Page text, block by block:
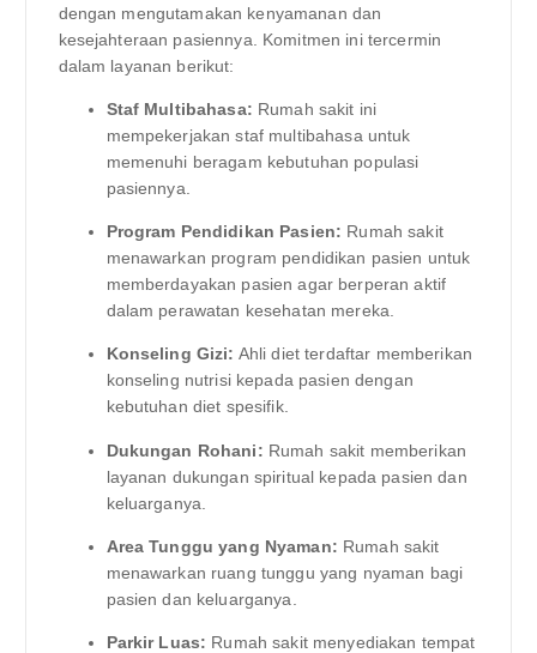
dengan mengutamakan kenyamanan dan
kesejahteraan pasiennya. Komitmen ini tercermin
dalam layanan berikut:
Staf Multibahasa: Rumah sakit ini
mempekerjakan staf multibahasa untuk
memenuhi beragam kebutuhan populasi
pasiennya.
Program Pendidikan Pasien: Rumah sakit
menawarkan program pendidikan pasien untuk
memberdayakan pasien agar berperan aktif
dalam perawatan kesehatan mereka.
Konseling Gizi: Ahli diet terdaftar memberikan
konseling nutrisi kepada pasien dengan
kebutuhan diet spesifik.
Dukungan Rohani: Rumah sakit memberikan
layanan dukungan spiritual kepada pasien dan
keluarganya.
Area Tunggu yang Nyaman: Rumah sakit
menawarkan ruang tunggu yang nyaman bagi
pasien dan keluarganya.
Parkir Luas: Rumah sakit menyediakan tempat